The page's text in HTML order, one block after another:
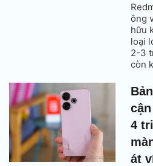
ông
hữu
loại
2-3
còn
mắt.
4
át